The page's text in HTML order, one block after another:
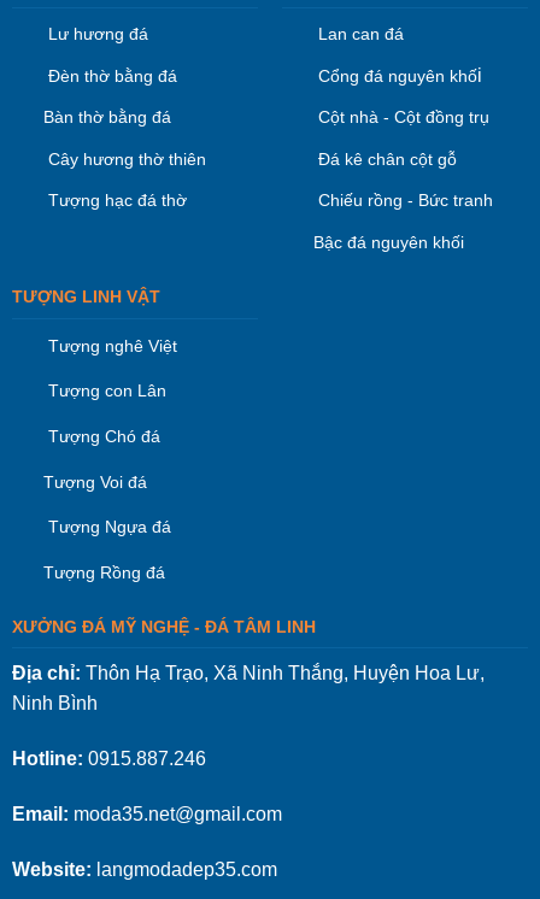
Lư hương đá
Đèn thờ bằng đá
Bàn thờ bằng đá
Cây hương thờ thiên
Tượng hạc đá thờ
Lan can đá
Cổng đá nguyên khối
Cột nhà - Cột đồng trụ
Đá kê chân cột gỗ
Chiếu rồng - Bức tranh
Bậc đá nguyên khối
TƯỢNG LINH VẬT
Tượng nghê Việt
Tượng con Lân
Tượng Chó đá
Tượng Voi đá
Tượng Ngựa đá
Tượng Rồng đá
XƯỞNG ĐÁ MỸ NGHỆ - ĐÁ TÂM LINH
Địa chỉ: Thôn Hạ Trạo, Xã Ninh Thắng, Huyện Hoa Lư,
Ninh Bình
Hotline: 0915.887.246
Email: moda35.net@gmail.com
Website: langmodadep35.com